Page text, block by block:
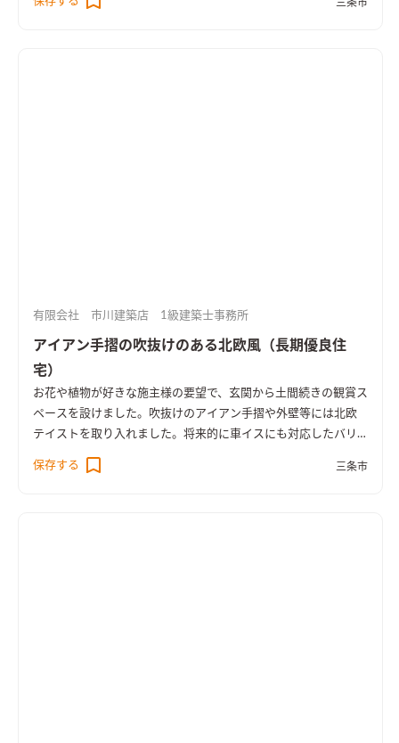
や生活にくつろぎや変化を与えてくれます。また、随所に収納が
三条市
有限会社 市川建築店 1級建築士事務所
アイアン手摺の吹抜けのある北欧風（長期優良住
宅）
お花や植物が好きな施主様の要望で、玄関から土間続きの観賞ス
ペースを設けました。吹抜けのアイアン手摺や外壁等には北欧
テイストを取り入れました。将来的に車イスにも対応したバリ
アフリー住宅です。
保存する
三条市